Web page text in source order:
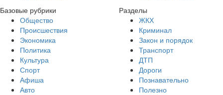
Базовые рубрики
Общество
Происшествия
Экономика
Политика
Культура
Спорт
Афиша
Авто
Разделы
ЖКХ
Криминал
Закон и порядок
Транспорт
ДТП
Дороги
Познавательно
Полезно